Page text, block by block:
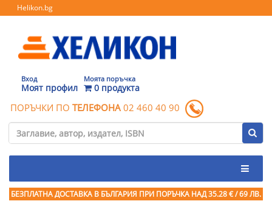
Helikon.bg
Вход
Моят профил
Моята поръчка
0 продукта
ПОРЪЧКИ ПО ТЕЛЕФОНА 02 460 40 90
БЕЗПЛАТНА ДОСТАВКА В БЪЛГАРИЯ ПРИ ПОРЪЧКА НАД 35.28 € / 69 ЛВ.